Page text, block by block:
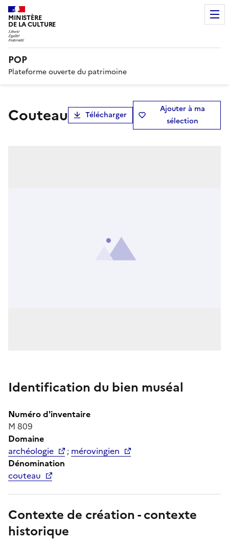
MINISTÈRE
DE LA CULTURE
POP
Plateforme ouverte du patrimoine
couteau Télécharger
Ajouter à ma
sélection
Identification du bien muséal
Numéro d'inventaire
M 809
Domaine
archéologie
; mérovingien
Dénomination
couteau
Contexte de création - contexte
historique